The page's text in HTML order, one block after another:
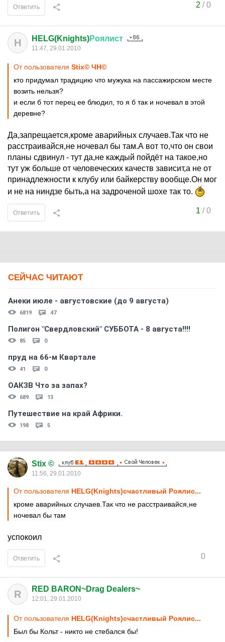
2 /0
Ответить
H HELG(Knights)Роялист
11:47, 29.01.2010
От пользователя Stix© ЧН©
кто придумал традицию что мужука на пассажирском месте
возить нельзя?
и если б тот перец ее блюдил, то я б так и ночевал в этой
деревне?
Да,запрещается,кроме аварийных случаев.Так что не
расстраивайся,не ночевал бы там.А вот то,что он свои
планы сдвинул - тут да,не каждый пойдёт на такое,но
тут уж больше от человеческих качеств зависит,а не от
принадлежности к клубу или байкерству вообще.Он мог
и не на ниндзе быть,а на задроченой шохе так то.
1 /0
Ответить
СЕЙЧАС ЧИТАЮТ
Анеки июле - августовские (до 9 августа)
6819 47
Полигон "Свердловский" СУББОТА - 8 августа!!!!
85 0
пруд на 66-м Квартале
41 0
ОАКЗВ Что за запах?
689 13
Путешествие на край Африки.
198 5
Stix ©
11:56, 29.01.2010
От пользователя HELG(Knights)счастливый Роялис...
кроме аварийных случаев.Так что не расстраивайся,не
ночевал бы там
успокоил
0
Ответить
R RED BARON~Drag Dealers~
12:01, 29.01.2010
От пользователя HELG(Knights)счастливый Роялис...
Был бы Кольт - никто не стебался бы!